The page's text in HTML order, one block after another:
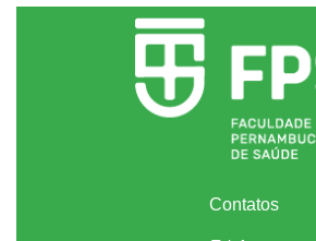
Contatos